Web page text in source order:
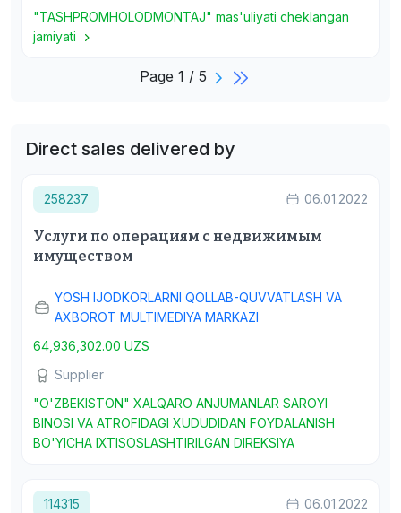
"TASHPROMHOLODMONTAJ" mas'uliyati cheklangan
jamiyati
Page 1 / 5
Direct sales delivered by
258237 06.01.2022
Услуги по операциям с недвижимым
имуществом
YOSH IJODKORLARNI QOLLAB-QUVVATLASH VA
AXBOROT MULTIMEDIYA MARKAZI
64,936,302.00 UZS
Supplier
"O'ZBEKISTON" XALQARO ANJUMANLAR SAROYI
BINOSI VA ATROFIDAGI XUDUDIDAN FOYDALANISH
BO'YICHA IXTISOSLASHTIRILGAN DIREKSIYA
114315 06.01.2022